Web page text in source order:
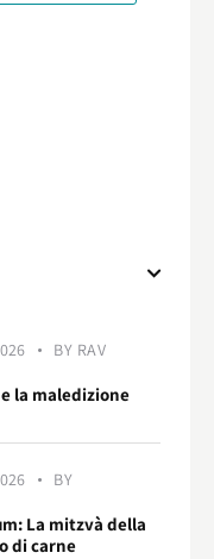
BY RAV
la maledizione
BY
La mitzvà della
di carne